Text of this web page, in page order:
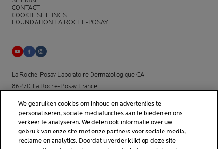
CONTACT
COOKIE SETTINGS
FOUNDATION LA ROCHE-POSAY
La Roche-Posay Laboratoire Dermatologique CAI
86270 La Roche-Posay France
*Onderzoek uitgevoerd binnen de dermo-cosmetische
huidverzorgingsmarkt door APLUSA en haar partners van januari tot
april 2025, onder 56 dermatologen in Nederland.
We gebruiken cookies om inhoud en advertenties te
personaliseren, sociale mediafuncties aan te bieden en ons
verkeer te analyseren. We delen ook informatie over uw
gebruik van onze site met onze partners voor sociale media,
reclame en analytics. Doordat u verder klikt op deze site